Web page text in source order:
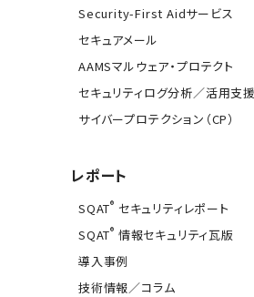
Security-First Aidサービス
セキュアメール
AAMSマルウェア・プロテクト
セキュリティログ分析／活用支援
サイバープロテクション（CP）
レポート
SQAT® セキュリティレポート
SQAT® 情報セキュリティ瓦版
導入事例
技術情報／コラム